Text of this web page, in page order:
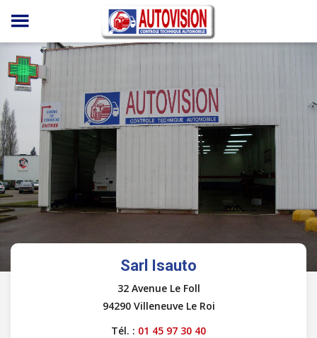
Panneau de gestion des cookies
Sarl Isauto
32 Avenue Le Foll
94290 Villeneuve Le Roi
Tél. : 01 45 97 30 40